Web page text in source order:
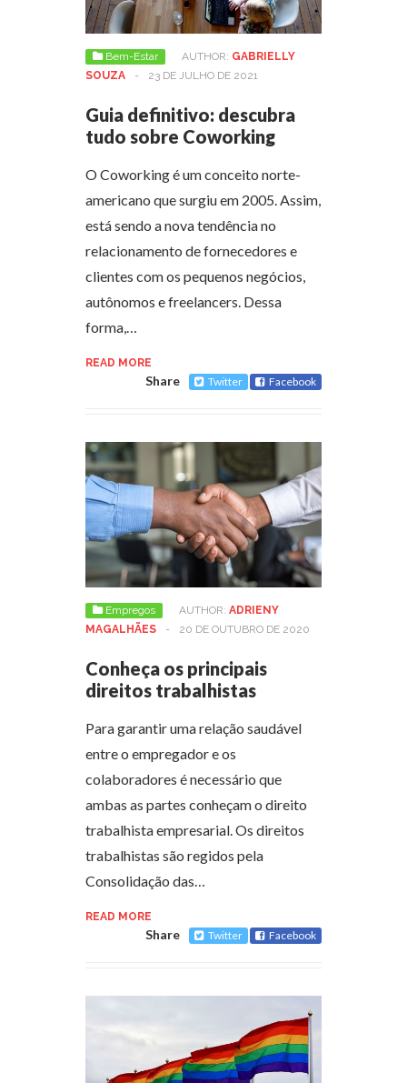
Bem-Estar AUTHOR: GABRIELLY
SOUZA
- 23 DE JULHO DE 2021
Guia definitivo: descubra
tudo sobre Coworking
O Coworking é um conceito norte-
americano que surgiu em 2005. Assim,
está sendo a nova tendência no
relacionamento de fornecedores e
clientes com os pequenos negócios,
autônomos e freelancers. Dessa
forma,…
READ MORE
Share Twitter Facebook
Empregos AUTHOR: ADRIENY
MAGALHÃES
- 20 DE OUTUBRO DE 2020
Conheça os principais
direitos trabalhistas
Para garantir uma relação saudável
entre o empregador e os
colaboradores é necessário que
ambas as partes conheçam o direito
trabalhista empresarial. Os direitos
trabalhistas são regidos pela
Consolidação das…
READ MORE
Share Twitter Facebook